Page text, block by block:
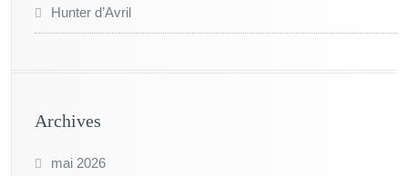
Hunter d’Avril
Archives
mai 2026